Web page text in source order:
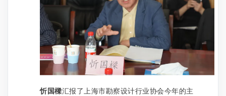
忻国樑汇报了上海市勘察设计行业协会今年的主